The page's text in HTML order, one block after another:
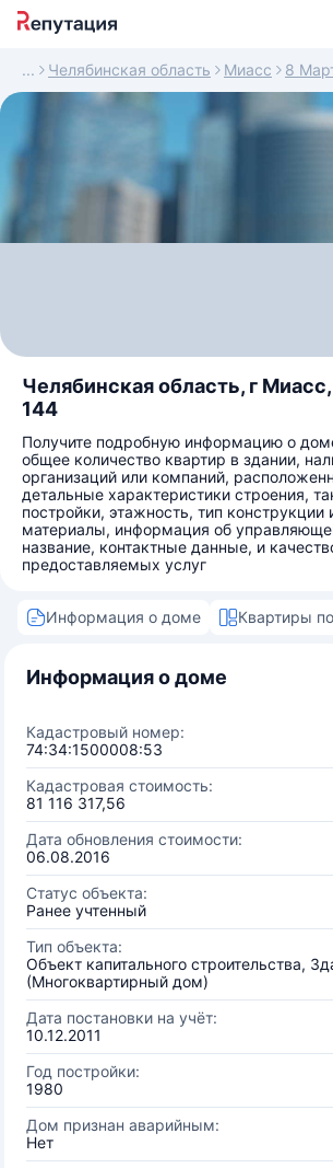
Челябинская область Миасс 8
Челябинская область, г
144
Получите подробную информацию о
общее количество квартир в здании,
организаций или компаний,
детальные характеристики строения,
постройки, этажность, тип конструкции
материалы, информация об
название, контактные данные, и
предоставляемых услуг
Информация о доме Квартиры
Информация о доме
Кадастровый номер:
74:34:1500008:53
Кадастровая стоимость:
81 116 317,56
Дата обновления стоимости:
06.08.2016
Статус объекта:
Ранее учтенный
Тип объекта:
Объект капитального строительства,
(Многоквартирный дом)
Дата постановки на учёт:
10.12.2011
Год постройки:
1980
Дом признан аварийным:
Нет